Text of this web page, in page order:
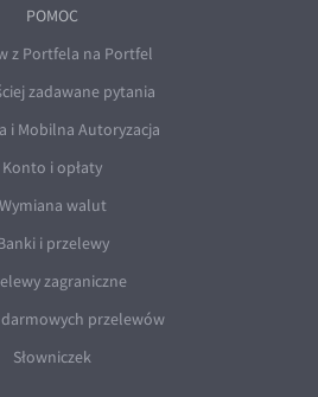
POMOC
z Portfela na Portfel
zadawane pytania
i Mobilna Autoryzacja
Konto i opłaty
Wymiana walut
i przelewy
zagraniczne
przelewów
Słowniczek